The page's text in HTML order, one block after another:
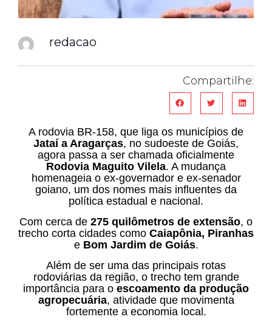
redacao
Compartilhe:
A rodovia BR-158, que liga os municípios de
Jataí a Aragarças, no sudoeste de Goiás,
agora passa a ser chamada oficialmente
Rodovia Maguito Vilela. A mudança
homenageia o ex-governador e ex-senador
goiano, um dos nomes mais influentes da
política estadual e nacional.
Com cerca de 275 quilômetros de extensão, o
trecho corta cidades como Caiapônia, Piranhas
e Bom Jardim de Goiás.
Além de ser uma das principais rotas
rodoviárias da região, o trecho tem grande
importância para o escoamento da produção
agropecuária, atividade que movimenta
fortemente a economia local.